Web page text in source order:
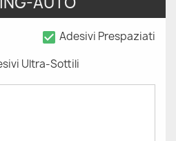
check_box Adesivi Prespaziati
Ultra-Sottili